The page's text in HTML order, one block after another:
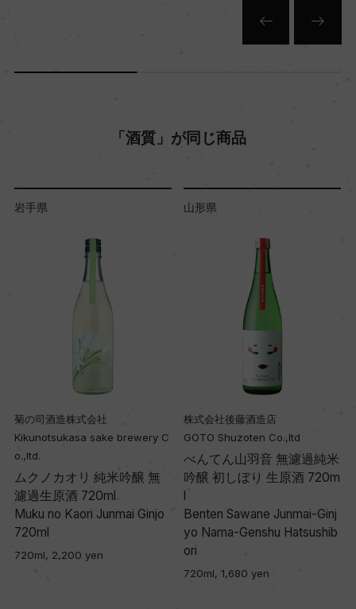
「酒質」が同じ商品
岩手県
菊の司酒造株式会社
Kikunotsukasa sake brewery C
o.,ltd.
ムクノカオリ 純米吟醸 無
濾過生原酒 720ml
Muku no Kaori Junmai Ginjo
720ml
720ml, 2,200 yen
山形県
株式会社後藤酒造店
GOTO Shuzoten Co.,ltd
べんてん山羽音 無濾過純米
吟醸 初しぼり 生原酒 720m
l
Benten Sawane Junmai-Ginj
yo Nama-Genshu Hatsushib
ori
720ml, 1,680 yen